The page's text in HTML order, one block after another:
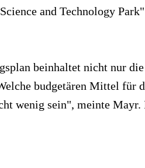
and Technology
beinhaltet nicht nur
budgetären Mittel für
wenig sein", meinte